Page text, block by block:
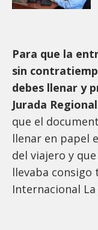
Para que la
sin
debes llenar y
Jurada
que el
llenar en papel
del viajero y
llevaba
Internacional